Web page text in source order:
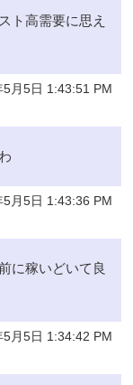
ト高需要に思え
5月5日 1:43:51 PM
5月5日 1:43:36 PM
に稼いどいて良
5月5日 1:34:42 PM